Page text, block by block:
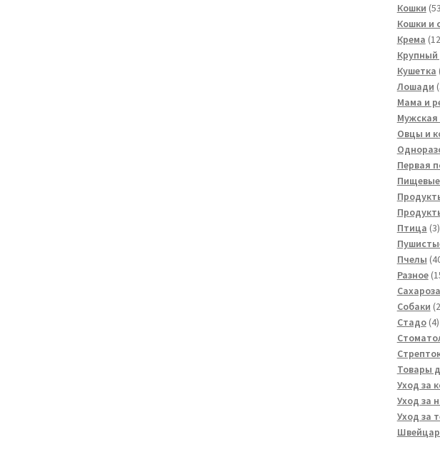
Кошки
Кошки и
Крема
Крупный
Кушетка
Лошади
Мама и
Мужская
Овцы и
Первая
Птица 33
Пчелы
Разное
Собаки
Стадо 44
Товары
Уход за
Уход за
Уход за